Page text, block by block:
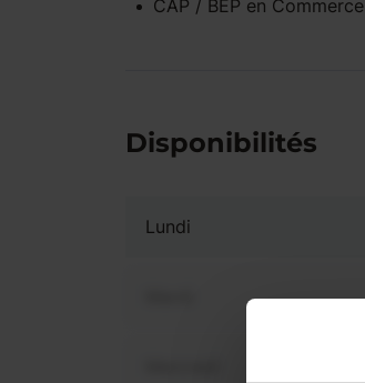
CAP / BEP en Commerce
Disponibilités
Lundi